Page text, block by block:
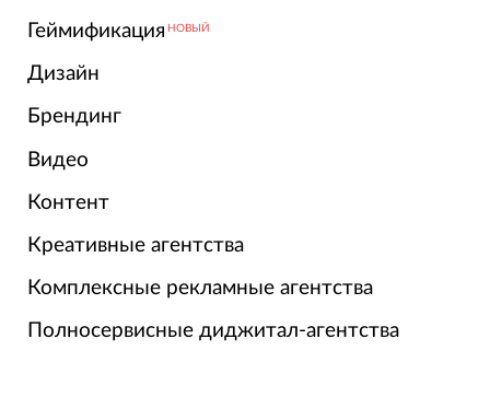
Геймификация НОВЫЙ
Дизайн
Брендинг
Видео
Контент
Креативные агентства
Комплексные рекламные агентства
Полносервисные диджитал-агентства